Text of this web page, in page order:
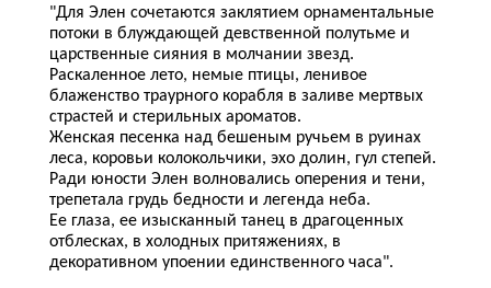
"Для Элен сочетаются заклятием орнаментальные
потоки в блуждающей девственной полутьме и
царственные сияния в молчании звезд.
Раскаленное лето, немые птицы, ленивое
блаженство траурного корабля в заливе мертвых
страстей и стерильных ароматов.
Женская песенка над бешеным ручьем в руинах
леса, коровьи колокольчики, эхо долин, гул степей.
Ради юности Элен волновались оперения и тени,
трепетала грудь бедности и легенда неба.
Ее глаза, ее изысканный танец в драгоценных
отблесках, в холодных притяжениях, в
декоративном упоении единственного часа".